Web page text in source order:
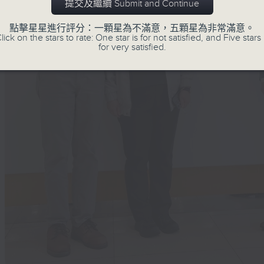
提交及繼續 Submit and Continue
點擊星星進行評分：一顆星為不滿意，五顆星為非常滿意。
on the stars to rate: One star is for not satisfied, and Five stars
for very satisfied.